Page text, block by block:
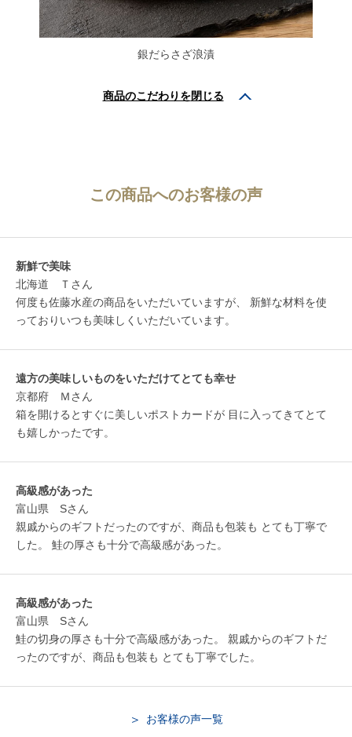
銀だらさざ浪漬
商品のこだわりを閉じる
この商品へのお客様の声
新鮮で美味
北海道 Ｔさん
何度も佐藤水産の商品をいただいていますが、 新鮮な材料を使
っておりいつも美味しくいただいています。
遠方の美味しいものをいただけてとても幸せ
京都府 Ｍさん
箱を開けるとすぐに美しいポストカードが 目に入ってきてとて
も嬉しかったです。
高級感があった
富山県 Sさん
親戚からのギフトだったのですが、商品も包装も とても丁寧で
した。 鮭の厚さも十分で高級感があった。
高級感があった
富山県 Sさん
鮭の切身の厚さも十分で高級感があった。 親戚からのギフトだ
ったのですが、商品も包装も とても丁寧でした。
お客様の声一覧